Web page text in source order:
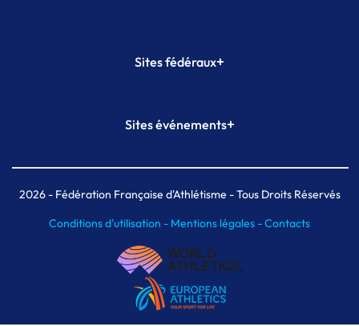
Sites fédéraux+
Plateforme Formation
Sites événements+
Meeting de Paris indoor
MAIF Ekiden de Paris
2026- Fédération Française d'Athlétisme - Tous Droits Réservés
Conditions d'utilisation - Mentions légales -Contacts